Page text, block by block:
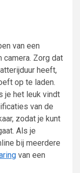
van een
camera. Zorg dat
heeft,
op te laden.
je het leuk vindt
van de
zodat je kunt
Als je
bij meerdere
van een